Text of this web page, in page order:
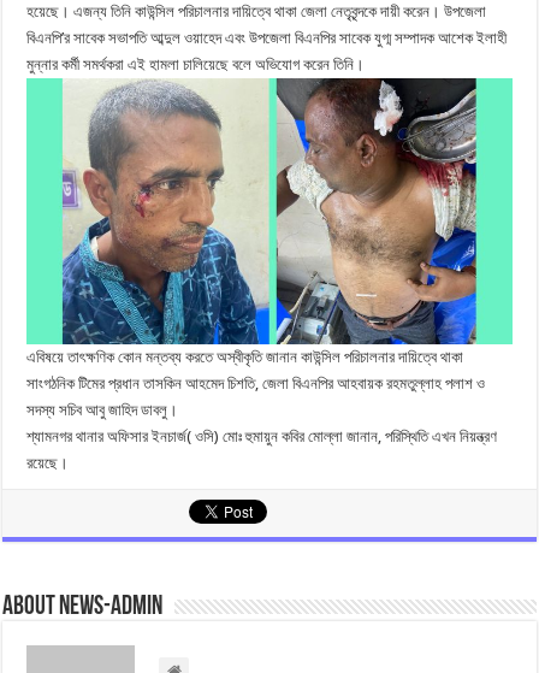
হয়েছে। এজন্য তিনি কাউন্সিল পরিচালনার দায়িত্বে থাকা জেলা নেতৃবৃন্দকে দায়ী করেন। উপজেলা
বিএনপি’র সাবেক সভাপতি আব্দুল ওয়াহেদ এবং উপজেলা বিএনপির সাবেক যুগ্ম সম্পাদক আশেক ইলাহী
মুন্নার কর্মী সমর্থকরা এই হামলা চালিয়েছে বলে অভিযোগ করেন তিনি।
এবিষয়ে তাৎক্ষণিক কোন মন্তব্য করতে অস্বীকৃতি জানান কাউন্সিল পরিচালনার দায়িত্বে থাকা
সাংগঠনিক টিমের প্রধান তাসকিন আহমেদ চিশতি, জেলা বিএনপির আহবায়ক রহমতুল্লাহ পলাশ ও
সদস্য সচিব আবু জাহিদ ডাবলু।
শ্যামনগর থানার অফিসার ইনচার্জ( ওসি) মোঃ হুমায়ুন কবির মোল্লা জানান, পরিস্থিতি এখন নিয়ন্ত্রণ
রয়েছে।
About news-admin